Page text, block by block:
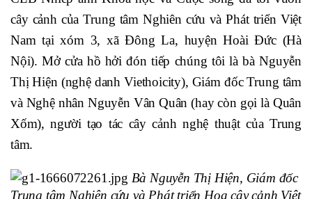
cây cảnh của Trung tâm Nghiên cứu và Phát triển Việt
Nam tại xóm 3, xã Đông La, huyện Hoài Đức (Hà
Nội). Mở cửa hồ hởi đón tiếp chúng tôi là bà Nguyễn
Thị Hiện (nghệ danh Viethoicity), Giám đốc Trung tâm
và Nghệ nhân Nguyễn Vân Quân (hay còn gọi là Quân
Xốm), người tạo tác cây cảnh nghệ thuật của Trung
tâm.
Bà Nguyễn Thị Hiện, Giám đốc
Trung tâm Nghiên cứu và Phát triển Hoa cây cảnh Việt